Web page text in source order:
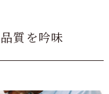
質を吟味